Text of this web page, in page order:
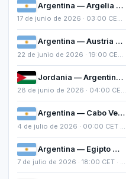
Argentina — Argelia
17 de junio de 2026 · 03:00 CET · Grupo J
Argentina — Austria
22 de junio de 2026 · 19:00 CET · Grupo J
Jordania — Argentina
28 de junio de 2026 · 04:00 CET · Grupo J
Argentina — Cabo Verde
4 de julio de 2026 · 00:00 CET · LAST-32
Argentina — Egipto
7 de julio de 2026 · 18:00 CET · Octavos de final